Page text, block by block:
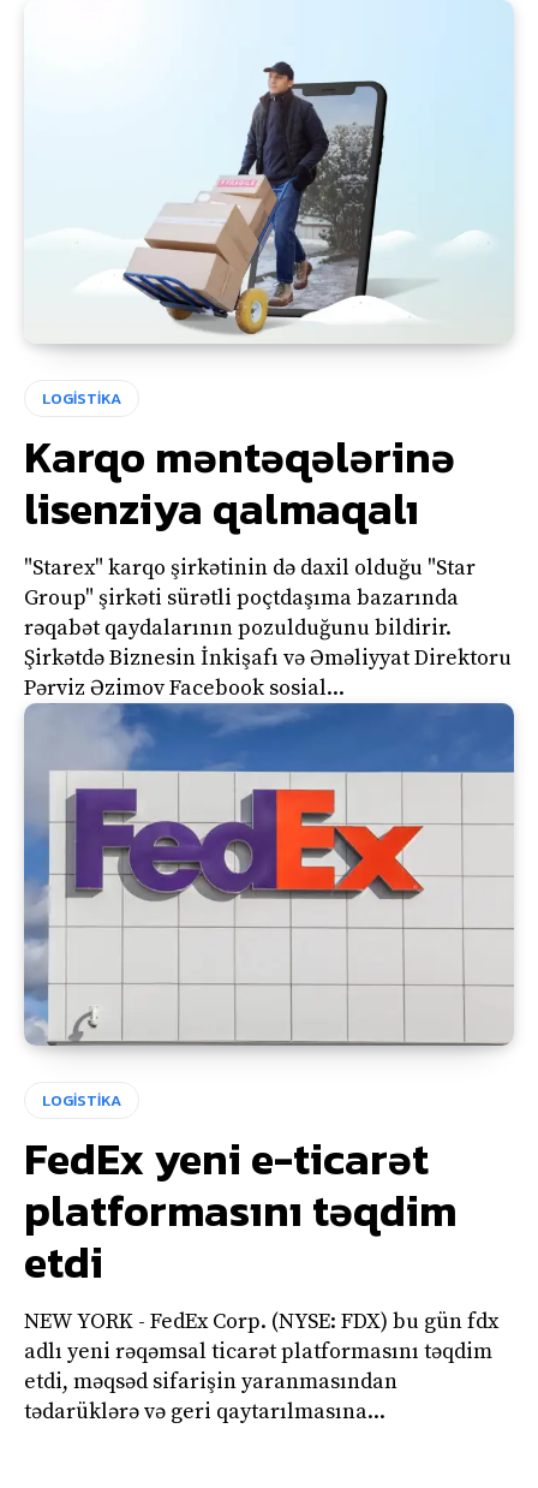
LOGİSTİKA
Karqo məntəqələrinə
lisenziya qalmaqalı
"Starex" karqo şirkətinin də daxil olduğu "Star
Group" şirkəti sürətli poçtdaşıma bazarında
rəqabət qaydalarının pozulduğunu bildirir.
Şirkətdə Biznesin İnkişafı və Əməliyyat Direktoru
Pərviz Əzimov Facebook sosial...
LOGİSTİKA
FedEx yeni e-ticarət
platformasını təqdim
etdi
NEW YORK - FedEx Corp. (NYSE: FDX) bu gün fdx
adlı yeni rəqəmsal ticarət platformasını təqdim
etdi, məqsəd sifarişin yaranmasından
tədarüklərə və geri qaytarılmasına...